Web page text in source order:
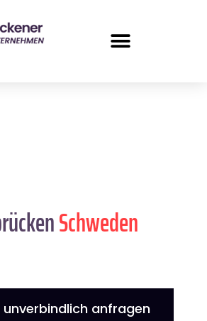
Schweden
anfragen